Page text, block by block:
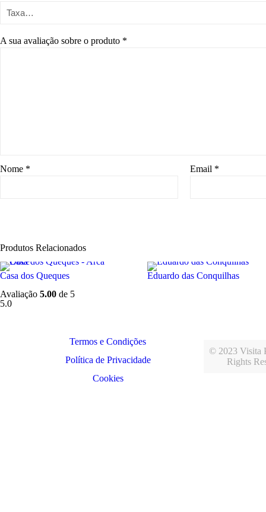
A sua avaliação sobre o produto *
Nome * Email *
Produtos Relacionados
Casa dos Queques
Avaliação 5.00 de 5
5.0
Eduardo das Conquilhas
Termos e Condições
Política de Privacidade
Cookies
© 2023 Visita
Rights